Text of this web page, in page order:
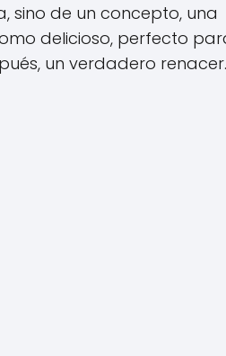
sino de un concepto, una
delicioso, perfecto
un verdadero renacer.